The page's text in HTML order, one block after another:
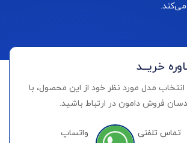
خریــد
انتخاب مدل مورد نظر خود از این محصول، با
فروش دامون در ارتباط باشید.
تماس تلفنی واتساپ